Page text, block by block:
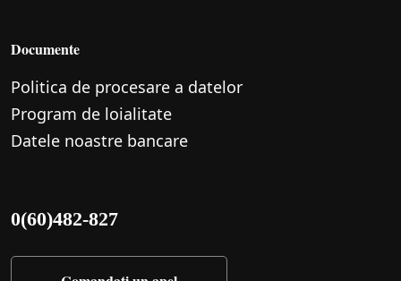
Documente
Politica de procesare a datelor
Program de loialitate
Datele noastre bancare
0(60)482-827